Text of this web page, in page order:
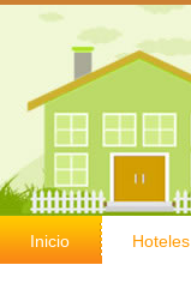
Inicio Hoteles